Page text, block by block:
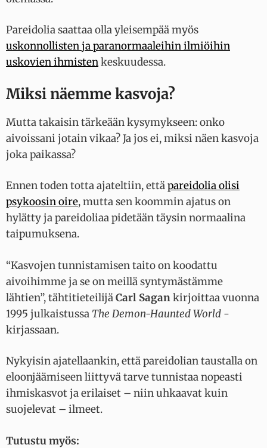
Pareidolia saattaa olla yleisempää myös
uskonnollisten ja paranormaaleihin ilmiöihin
uskovien ihmistenkeskuudessa.
Miksi näemme kasvoja?
Mutta takaisin tärkeään kysymykseen: onko
aivoissani jotain vikaa? Ja jos ei, miksi näen kasvoja
joka paikassa?
Ennen toden totta ajateltiin, ettäpareidolia olisi
psykoosin oire, mutta sen koommin ajatus on
hylätty ja pareidoliaa pidetään täysin normaalina
taipumuksena.
“Kasvojen tunnistamisen taito on koodattu
aivoihimme ja se on meillä syntymästämme
lähtien”, tähtitieteilijäCarl Sagankirjoittaa vuonna
1995 julkaistussa The Demon-Haunted World -
kirjassaan.
Nykyisin ajatellaankin, että pareidolian taustalla on
eloonjäämiseen liittyvä tarve tunnistaa nopeasti
ihmiskasvot ja erilaiset – niin uhkaavat kuin
suojelevat – ilmeet.
Tutustu myös: